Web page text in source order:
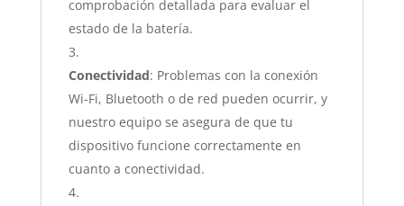
comprobación detallada para evaluar el
estado de la batería.
Conectividad: Problemas con la conexión
Wi-Fi, Bluetooth o de red pueden ocurrir, y
nuestro equipo se asegura de que tu
dispositivo funcione correctamente en
cuanto a conectividad.